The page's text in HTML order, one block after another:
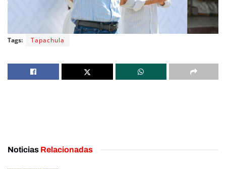
Tags: Tapachula
Noticias Relacionadas